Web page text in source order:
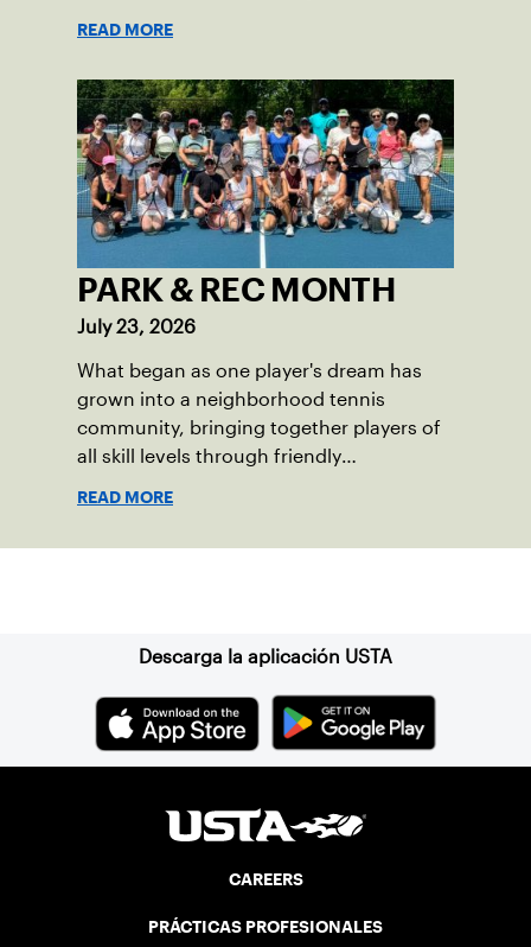
READ MORE
PARK & REC MONTH
July 23, 2026
What began as one player's dream has
grown into a neighborhood tennis
community, bringing together players of
all skill levels through friendly
READ MORE
Descarga la aplicación USTA
CAREERS
PRÁCTICAS PROFESIONALES